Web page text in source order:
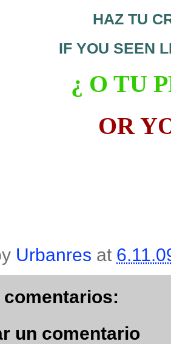
HAZ TU
IF YOU SEEN
¿ O TU
OR Y
Urbanres at
comentarios:
un comentario